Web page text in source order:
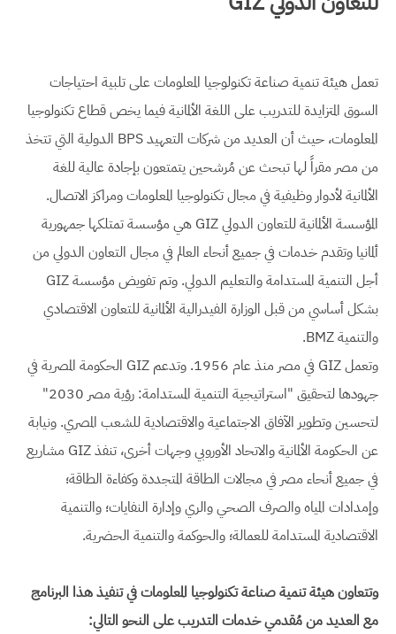
تعمل هيئة تنمية صناعة تكنولوجيا المعلومات على تلبية احتياجات
السوق المتزايدة للتدريب على اللغة الألمانية فيما يخص قطاع تكنولوجيا
المعلومات، حيث أن العديد من شركات التعهيد BPS الدولية التي تتخذ
من مصر مقراً لها تبحث عن مُرشحين يتمتعون بإجادة عالية للغة
الألمانية لأدوار وظيفية في مجال تكنولوجيا المعلومات ومراكز الاتصال.
المؤسسة الألمانية للتعاون الدولي GIZ هي مؤسسة تمتلكها جمهورية
ألمانيا وتقدم خدمات في جميع أنحاء العالم في مجال التعاون الدولي من
أجل التنمية المستدامة والتعليم الدولي. وتم تفويض مؤسسة GIZ
بشكل أساسي من قبل الوزارة الفيدرالية الألمانية للتعاون الاقتصادي
والتنمية BMZ.
وتعمل GIZ في مصر منذ عام 1956. وتدعم GIZ الحكومة المصرية في
جهودها لتحقيق "استراتيجية التنمية المستدامة: رؤية مصر 2030"
لتحسين وتطوير الآفاق الاجتماعية والاقتصادية للشعب المصري. ونيابة
عن الحكومة الألمانية والاتحاد الأوروبي وجهات أخرى، تنفذ GIZ مشاريع
في جميع أنحاء مصر في مجالات الطاقة المتجددة وكفاءة الطاقة؛
وإمدادات المياه والصرف الصحي والري وإدارة النفايات؛ والتنمية
الاقتصادية المستدامة للعمالة؛ والحوكمة والتنمية الحضرية.
وتتعاون هيئة تنمية صناعة تكنولوجيا المعلومات في تنفيذ هذا البرنامج
مع العديد من مُقدمي خدمات التدريب على النحو التالي: